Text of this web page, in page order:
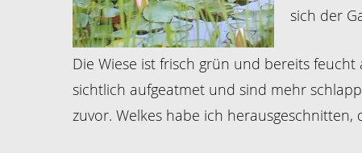
sich der
Die Wiese ist frisch grün und bereits
sichtlich aufgeatmet und sind mehr
zuvor. Welkes habe ich